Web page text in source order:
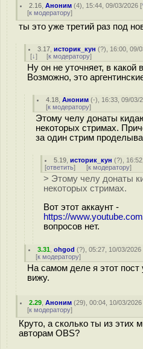
2.16 ,Аноним (4), 15:44, 09/03/2026 [
[к модератору]
ты это уже третий раз под
3.17 ,историк_кун (?), 16:00, 09/
[↓] [к модератору]
Ну он не уточняет, в
Возможно, это
4.18 ,Аноним (-), 16:33, 09/03/
[к модератору]
Этому челу донаты
некоторых стримах.
за один стрим
5.19 ,историк_кун (?),
[ответить] [к модератору]
> Этому челу донаты
некоторых стримах.
Вот этот аккаунт -
https://
вопросов нет.
3.31 ,ohgod (?), 05:27, 10/03/2026
[к модератору]
На самом деле я этот
вижу.
2.29 ,Аноним (29), 00:04, 10/03/2026
[к модератору]
Круто, а сколько ты из этих
авторам OBS?